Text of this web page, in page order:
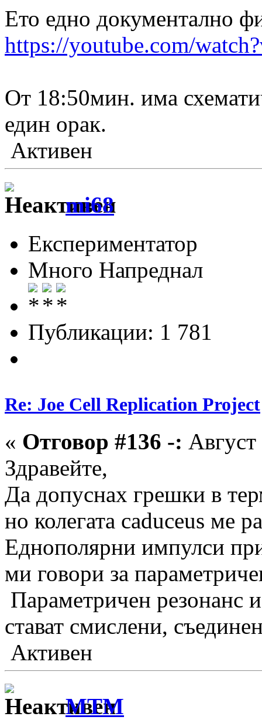
Ето едно документално
https://youtube.com/
От 18:50мин. има
един орак.
Активен
mi68
Експериментатор
Много Напреднал
Публикации: 1 781
Re: Joe Cell Replication Project
« Отговор #136 -:
Здравейте,
Да допуснах грешки в
но колегата caduceus ме
Еднополярни импулси
ми говори за
Параметричен резонанс
стават смислени,
Активен
MTM